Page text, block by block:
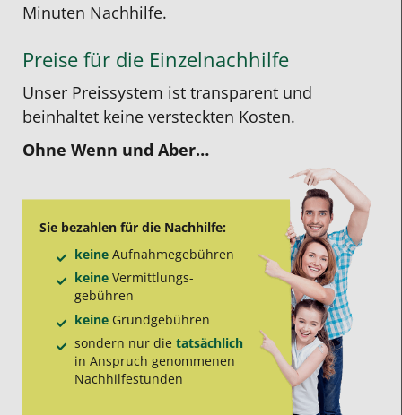
Minuten Nachhilfe.
Preise für die Einzelnachhilfe
Unser Preissystem ist transparent und
beinhaltet keine versteckten Kosten.
Ohne Wenn und Aber…
Sie bezahlen für die Nachhilfe:
keineAufnahme­gebühren
keineVermittlungs­
gebühren
keineGrund­gebühren
sondern nur die tatsächlich
in Anspruch genommenen
Nachhilfe­stunden